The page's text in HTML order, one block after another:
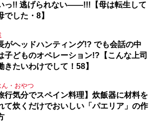
っ!! 逃げられない――!!!【母は転生して
でした・8】
がヘッドハンティング!? でも会話の中
子どものオペレーション!?【こんな上司
きたいわけでして！58】
ん・おやつ
行気分でスペイン料理】炊飯器に材料を
て炊くだけでおいしい「パエリア」の作